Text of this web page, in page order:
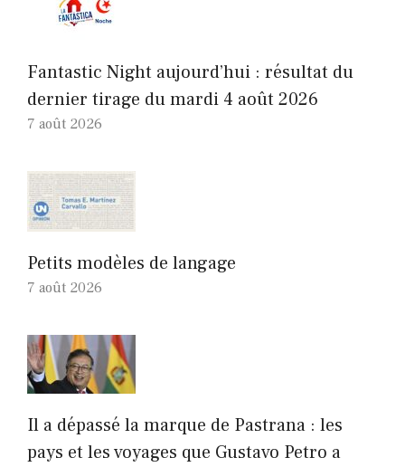
Fantastic Night aujourd’hui : résultat du
dernier tirage du mardi 4 août 2026
7 août 2026
Petits modèles de langage
7 août 2026
Il a dépassé la marque de Pastrana : les
pays et les voyages que Gustavo Petro a